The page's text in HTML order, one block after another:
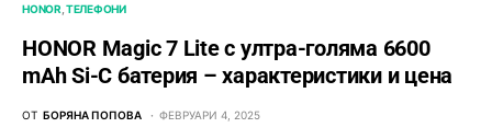
HONOR ТЕЛЕФОНИ
HONOR Magic 7 Lite с ултра-голяма 6600
mAh Si-C батерия – характеристики и цена
ОТ БОРЯНА ПОПОВА ФЕВРУАРИ 4, 2025